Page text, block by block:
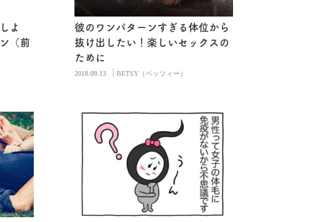
よ
（前
彼のワンパターンすぎる体位から
抜け出したい！楽しいセックスの
ために
2018.09.13 BETSY（ベッツィー）